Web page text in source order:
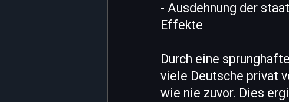
- Ausdehnung der
Effekte
Durch eine
viele Deutsche privat
wie nie zuvor. Dies